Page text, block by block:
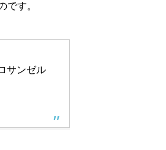
です。
サンゼル